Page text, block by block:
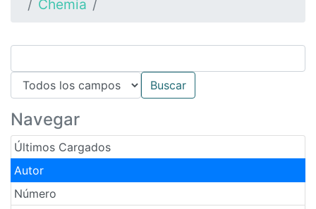
Chemia
Navegar
Últimos Cargados
Autor
Número